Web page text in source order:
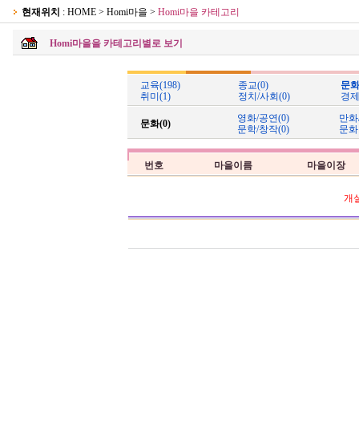
현재위치 : HOME > Homi마을 > Homi마을 카테고리
Homi마을을 카테고리별로 보기
교육(198) 종교(0)
문
취미(1)
정치/사회(0) 경
문화(0) 영화/공연(0)
만
문학/창작(0)
문
번호 마을이름 마을이장
개